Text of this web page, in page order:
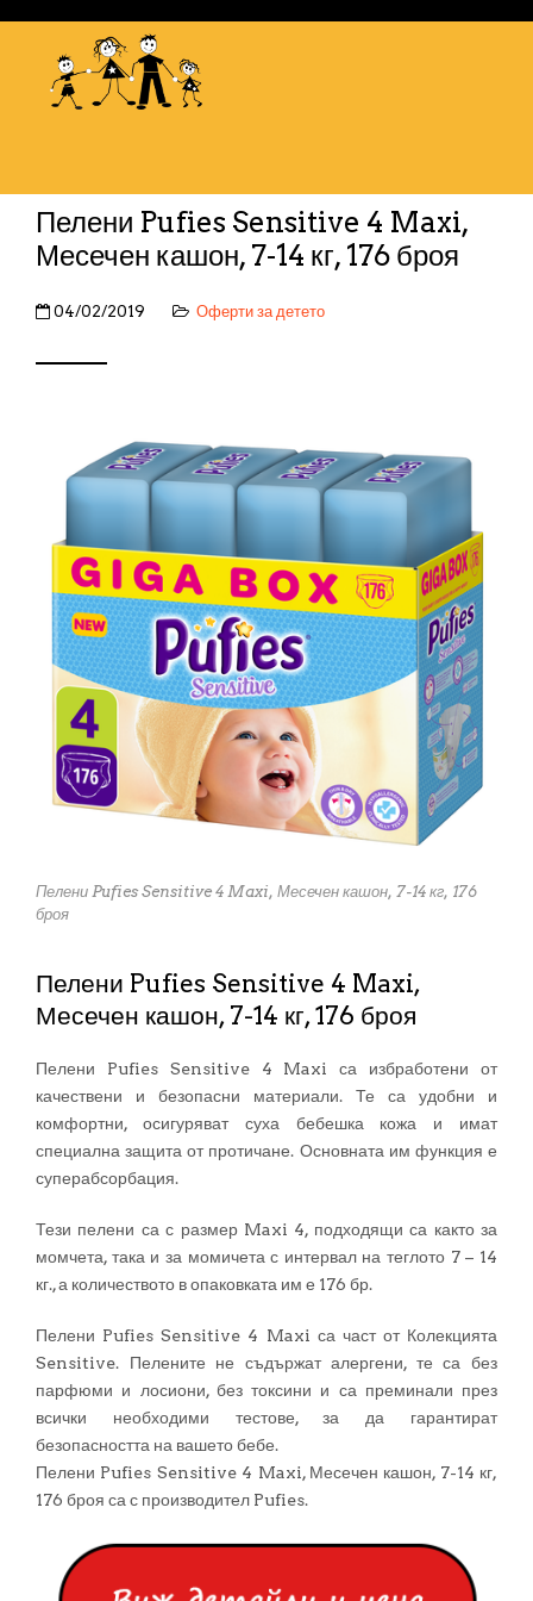
Пелени Pufies Sensitive 4 Maxi,
Месечен кашон, 7-14 кг, 176 броя
04/02/2019 Оферти за детето
Пелени Pufies Sensitive 4 Maxi, Месечен кашон, 7-14 кг, 176
броя
Пелени Pufies Sensitive 4 Maxi,
Месечен кашон, 7-14 кг, 176 броя
Пелени Pufies Sensitive 4 Maxi са избработени от
качествени и безопасни материали. Те са удобни и
комфортни, осигуряват суха бебешка кожа и имат
специална защита от протичане. Основната им функция е
суперабсорбация.
Тези пелени са с размер Maxi 4, подходящи са както за
момчета, така и за момичета с интервал на теглото 7 – 14
кг., а количеството в опаковката им е 176 бр.
Пелени Pufies Sensitive 4 Maxi са част от Колекцията
Sensitive. Пелените не съдържат алергени, те са без
парфюми и лосиони, без токсини и са преминали през
всички необходими тестове, за да гарантират
безопасността на вашето бебе.
Пелени Pufies Sensitive 4 Maxi, Месечен кашон, 7-14 кг,
176 броя са с производител Pufies.